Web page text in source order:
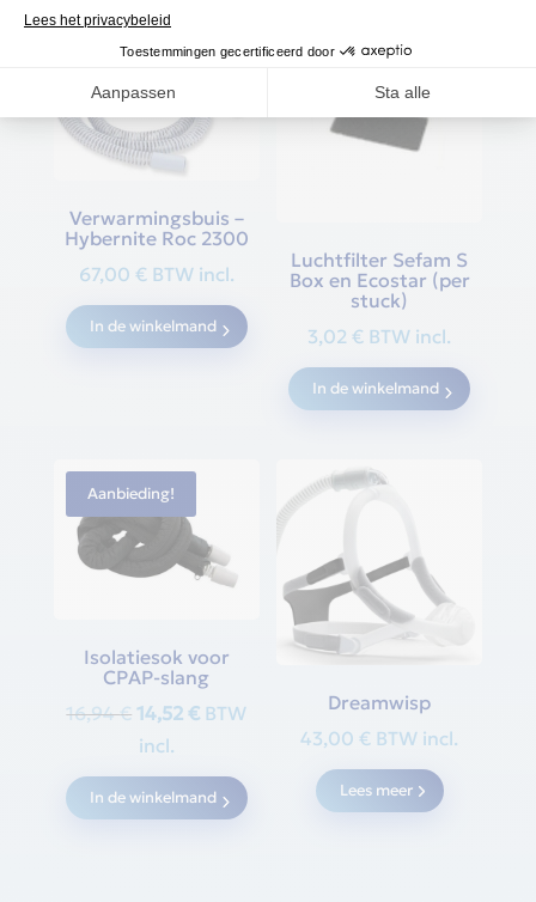
Verwarmingsbuis –
Hybernite Roc 2300
67,00 € BTW incl.
In de winkelmand
Luchtfilter Sefam S
Box en Ecostar (per
stuck)
3,02€ BTW incl.
In de winkelmand
Aanbieding!
Isolatiesok voor
CPAP-slang
16,94€ Oorspronkelijke
prijs
was:
16,94 €.
14,52€Huidige
is:
14,52 €.
BTW
incl.
In de winkelmand
Dreamwisp
43,00€ BTW incl.
Lees meer